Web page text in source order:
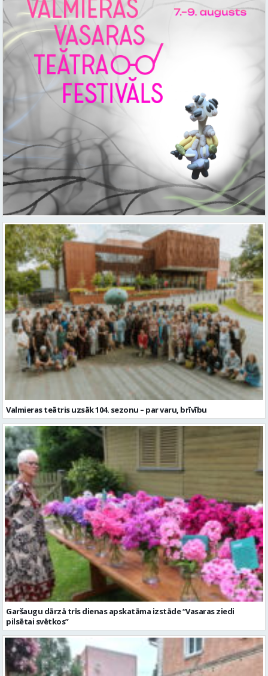
Valmieras teātris uzsāk 104. sezonu – par varu, brīvību
Garšaugu dārzā trīs dienas apskatāma izstāde “Vasaras ziedi
pilsētai svētkos”